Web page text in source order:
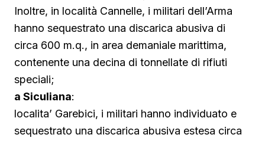
Inoltre, in località Cannelle, i militari dell’Arma
hanno sequestrato una discarica abusiva di
circa 600 m.q., in area demaniale marittima,
contenente una decina di tonnellate di rifiuti
speciali;
a Siculiana:
localita’ Garebici, i militari hanno individuato e
sequestrato una discarica abusiva estesa circa